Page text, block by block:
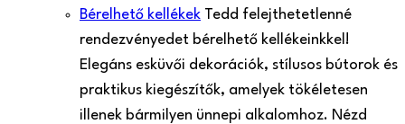
Bérelhető kellékek Tedd felejthetetlenné
rendezvényedet bérelhető kellékeinkkel!
Elegáns esküvői dekorációk, stílusos bútorok és
praktikus kiegészítők, amelyek tökéletesen
illenek bármilyen ünnepi alkalomhoz. Nézd